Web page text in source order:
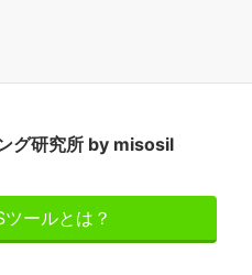
グ研究所 by misosil
ールとは？